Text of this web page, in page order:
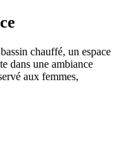
chauffé, un espace
dans une ambiance
aux femmes,